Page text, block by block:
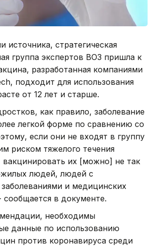
источника, стратегическая
группа экспертов ВОЗ пришла к
разработанная компаниями
подходит для использования
от 12 лет и старше.
как правило, заболевание
легкой форме по сравнению со
если они не входят в группу
риском тяжелого течения
вакцинировать их [можно] не так
людей, людей с
и медицинских
сообщается в документе.
необходимы
данные по использованию
против коронавируса среди